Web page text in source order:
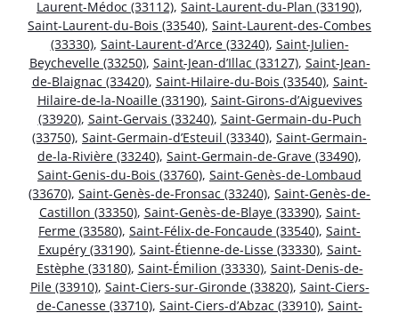
Laurent-Médoc (33112), Saint-Laurent-du-Plan (33190),
Saint-Laurent-du-Bois (33540), Saint-Laurent-des-Combes
(33330), Saint-Laurent-d’Arce (33240), Saint-Julien-
Beychevelle (33250), Saint-Jean-d’Illac (33127), Saint-Jean-
de-Blaignac (33420), Saint-Hilaire-du-Bois (33540), Saint-
Hilaire-de-la-Noaille (33190), Saint-Girons-d’Aiguevives
(33920), Saint-Gervais (33240), Saint-Germain-du-Puch
(33750), Saint-Germain-d’Esteuil (33340), Saint-Germain-
de-la-Rivière (33240), Saint-Germain-de-Grave (33490),
Saint-Genis-du-Bois (33760), Saint-Genès-de-Lombaud
(33670), Saint-Genès-de-Fronsac (33240), Saint-Genès-de-
Castillon (33350), Saint-Genès-de-Blaye (33390), Saint-
Ferme (33580), Saint-Félix-de-Foncaude (33540), Saint-
Exupéry (33190), Saint-Étienne-de-Lisse (33330), Saint-
Estèphe (33180), Saint-Émilion (33330), Saint-Denis-de-
Pile (33910), Saint-Ciers-sur-Gironde (33820), Saint-Ciers-
de-Canesse (33710), Saint-Ciers-d’Abzac (33910), Saint-